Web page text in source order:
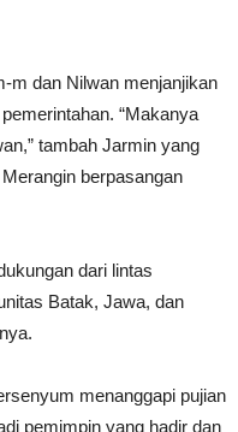
m dan Nilwan menjanjikan
“Makanya
tambah Jarmin yang
berpasangan
dari lintas
Batak, Jawa, dan
menanggapi pujian
pemimpin yang hadir dan